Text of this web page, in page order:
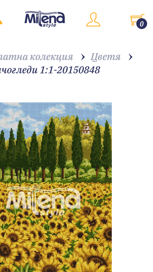
0
колекция
Цветя
1:1-20150848